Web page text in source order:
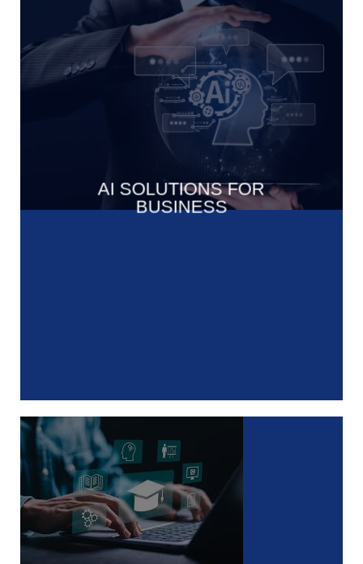
AI SOLUTIONS FOR
BUSINESS